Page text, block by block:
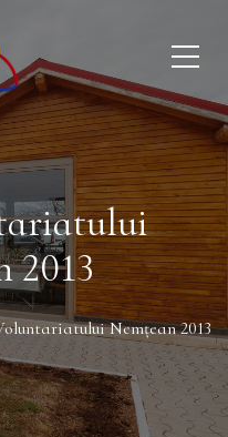
2013
Nemțean 2013